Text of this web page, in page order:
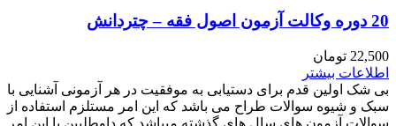
20 دوره وکالت آزمون اصول فقه – چتردانش
22,500 تومان
اطلاعات بیشتر
بی شک اولین قدم برای دستیابی به موفقیت در هر آزمونی آشنایی با
سبک و شیوه سوالات طراح می باشد که این امر مستلزم استفاده از
سوالات آزمون های سال های گذشته میباشد که داوطلبین با این امر